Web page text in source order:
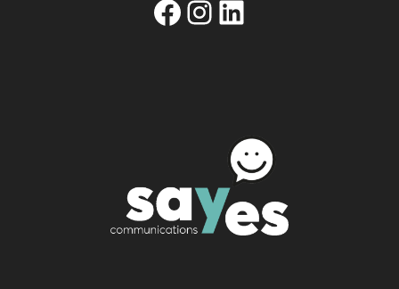
Facebook
Instagram
Linkedin